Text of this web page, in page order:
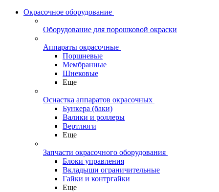
Окрасочное оборудование
Оборудование для порошковой окраски
Аппараты окрасочные
Поршневые
Мембранные
Шнековые
Еще
Оснастка аппаратов окрасочных
Бункера (баки)
Валики и роллеры
Вертлюги
Еще
Запчасти окрасочного оборудования
Блоки управления
Вкладыши ограничительные
Гайки и контргайки
Еще